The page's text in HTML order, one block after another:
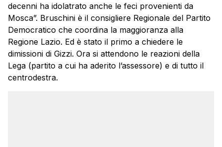
decenni ha idolatrato anche le feci provenienti da
Mosca”. Bruschini è il consigliere Regionale del Partito
Democratico che coordina la maggioranza alla
Regione Lazio. Ed è stato il primo a chiedere le
dimissioni di Gizzi. Ora si attendono le reazioni della
Lega (partito a cui ha aderito l’assessore) e di tutto il
centrodestra.